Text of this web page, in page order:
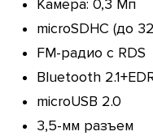
Камера: 0,3 Мп
microSDHC (до
FM-радио с RDS
Bluetooth
microUSB 2.0
3,5-мм разъем